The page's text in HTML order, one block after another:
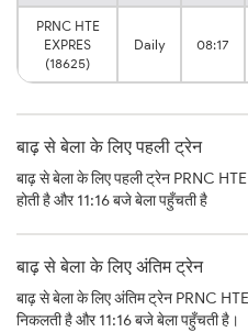
PRNC HTE
EXPRES
(18625)
Daily 08:17
बाढ़ से बेला के लिए पहली ट्रेन
बाढ़ से बेला के लिए पहली ट्रेन PRNC
होती है और 11:16 बजे बेला पहुँचती है
बाढ़ से बेला के लिए अंतिम ट्रेन
बाढ़ से बेला के लिए अंतिम ट्रेन PRNC
निकलती है और 11:16 बजे बेला पहुँचती है।